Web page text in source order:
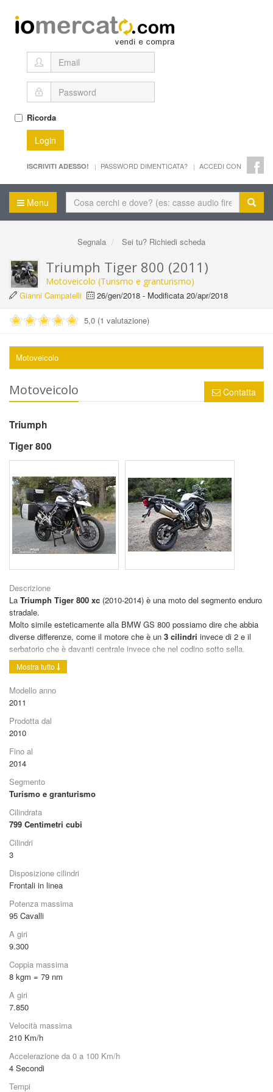
Ricorda
Login
ISCRIVITI ADESSO! PASSWORD DIMENTICATA? ACCEDI CON
Menu
Segnala Sei tu? Richiedi scheda
Triumph Tiger 800 (2011)
Motoveicolo (Turismo e granturismo)
Gianni Campatelli
26/gen/2018 - Modificata 20/apr/2018
5,0 (1 valutazione)
Motoveicolo
Contatta
Motoveicolo
Triumph
Tiger 800
Descrizione
La Triumph Tiger 800 xc (2010-2014) è una moto del segmento enduro
stradale.
Molto simile esteticamente alla BMW GS 800 possiamo dire che abbia
diverse differenze, come il motore che è un 3 cilindri invece di 2 e il
serbatorio che è davanti centrale invece che nel codino sotto sella.
Sembra che la Tiger 800 sia una moto adatta anche al fuori strada non
impegnativo ma si sa che l'OFF Road è roba poco adatta a questo tipo
di moto.
Il motore sviluppa
Ottima è la ripresa da bassi regimi di giri, in sesta macia a 2.000 Giri si
può spalancare il gas senza rifiuti.
Il limitatore elettronico interviene a 10.500 giri/min.
Le 6 marce sono molto ravvicinate; più adatte ad un uso sportivo che
turistico.
Sella divisa in due fra il conducente ed il passeggero. La sella del
conducente può essere regolata in altezza su 2 posizioni davanti e su 2
posizioni dietro.
L'ABS
è un utile compagno di sicurezza e funziona molto bene.
La distribuzione della coppia è ottima, il motore è progressivo e lineare.
Ilcomputer di bordo
parziali, consumo medio, consumo istantaneo, velocità media, stima
chilometri rimanenti prima del rifornimento. Ha poi l'orario, il tachimetro
digitale e ovviamente i Km. totali percorsi.
Ci sono moltissimi accessori utili (non tutti in dotazione) come la borsa
da serbatoio, l'allarme, le manopole riscaldate, il bauletto basculante, i
bauletti laterali, le barre para motore ecc.
Mostra tutto
Modello anno
2011
Prodotta dal
2010
Fino al
2014
Segmento
Turismo e granturismo
Cilindrata
799 Centimetri cubi
Cilindri
3
Disposizione cilindri
Frontali in linea
Potenza massima
95 Cavalli
A giri
9.300
Coppia massima
8 kgm = 79 nm
A giri
7.850
Velocità massima
210 Km/h
Accelerazione da 0 a 100 Km/h
4 Secondi
Tempi